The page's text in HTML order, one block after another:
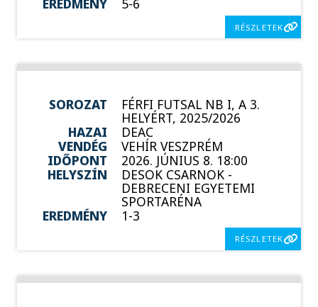
EREDMÉNY
5-6
RÉSZLETEK
SOROZAT FÉRFI FUTSAL NB I, A 3.
HELYÉRT, 2025/2026
HAZAI
DEAC
VENDÉG
VEHÍR VESZPRÉM
IDŐPONT
2026. JÚNIUS 8. 18:00
HELYSZÍN
DESOK CSARNOK -
DEBRECENI EGYETEMI
SPORTARÉNA
EREDMÉNY
1-3
RÉSZLETEK